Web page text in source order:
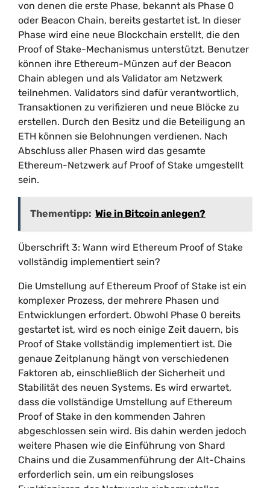
von denen die erste Phase, bekannt als Phase 0
oder Beacon Chain, bereits gestartet ist. In dieser
Phase wird eine neue Blockchain erstellt, die den
Proof of Stake-Mechanismus unterstützt. Benutzer
können ihre Ethereum-Münzen auf der Beacon
Chain ablegen und als Validator am Netzwerk
teilnehmen. Validators sind dafür verantwortlich,
Transaktionen zu verifizieren und neue Blöcke zu
erstellen. Durch den Besitz und die Beteiligung an
ETH können sie Belohnungen verdienen. Nach
Abschluss aller Phasen wird das gesamte
Ethereum-Netzwerk auf Proof of Stake umgestellt
sein.
Thementipp: Wie in Bitcoin anlegen?
Überschrift 3: Wann wird Ethereum Proof of Stake
vollständig implementiert sein?
Die Umstellung auf Ethereum Proof of Stake ist ein
komplexer Prozess, der mehrere Phasen und
Entwicklungen erfordert. Obwohl Phase 0 bereits
gestartet ist, wird es noch einige Zeit dauern, bis
Proof of Stake vollständig implementiert ist. Die
genaue Zeitplanung hängt von verschiedenen
Faktoren ab, einschließlich der Sicherheit und
Stabilität des neuen Systems. Es wird erwartet,
dass die vollständige Umstellung auf Ethereum
Proof of Stake in den kommenden Jahren
abgeschlossen sein wird. Bis dahin werden jedoch
weitere Phasen wie die Einführung von Shard
Chains und die Zusammenführung der Alt-Chains
erforderlich sein, um ein reibungsloses